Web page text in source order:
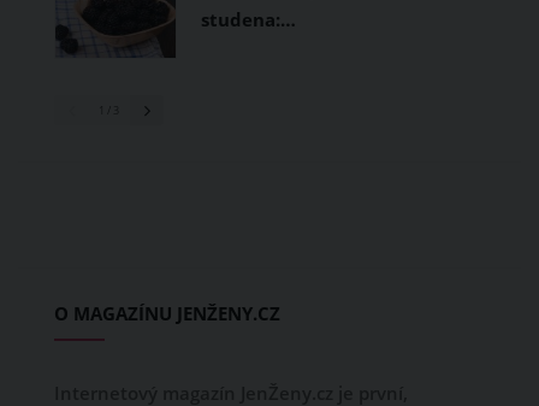
studena:…
O MAGAZÍNU JENŽENY.CZ